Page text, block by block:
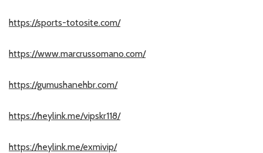
https://sports-totosite.com/
https://www.marcrussomano.com/
https://gumushanehbr.com/
https://heylink.me/vipskr118/
https://heylink.me/exmivip/